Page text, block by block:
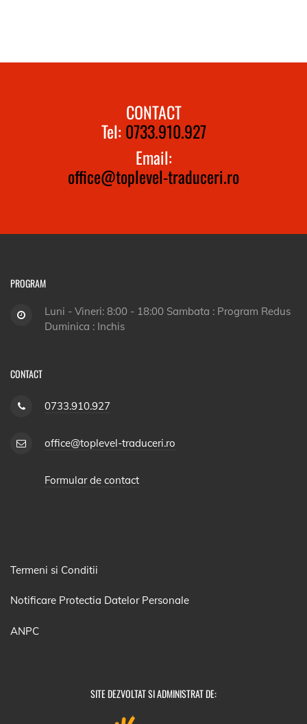
CONTACT
Tel: 0733.910.927
Email:
office@toplevel-traduceri.ro
PROGRAM
Luni - Vineri: 8:00 - 18:00 Sambata : Program Redus
Duminica : Inchis
CONTACT
0733.910.927
office@toplevel-traduceri.ro
Formular de contact
Termeni si Conditii
Notificare Protectia Datelor Personale
ANPC
SITE DEZVOLTAT SI ADMINISTRAT DE: